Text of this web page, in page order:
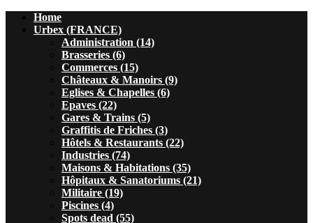
Home
Urbex (FRANCE)
Administration (14)
Brasseries (6)
Commerces (15)
Châteaux & Manoirs (9)
Eglises & Chapelles (6)
Epaves (22)
Gares & Trains (5)
Graffitis de Friches (3)
Hôtels & Restaurants (22)
Industries (74)
Maisons & Habitations (35)
Hôpitaux & Sanatoriums (21)
Militaire (19)
Piscines (4)
Spots dead (55)